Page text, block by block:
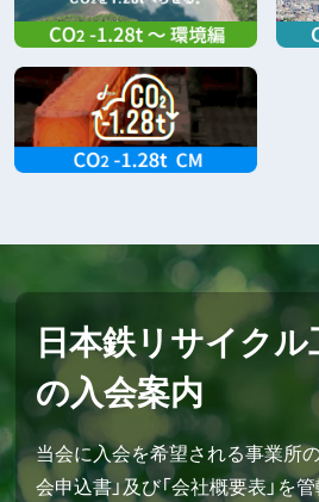
日本鉄リサイク
の入会案内
当会に入会を希望される事業所
会申込書」及び「会社概要表」を